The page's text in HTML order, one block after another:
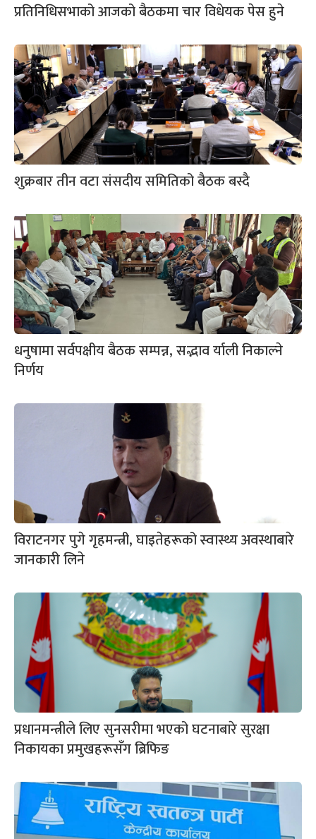
प्रतिनिधिसभाको आजको बैठकमा चार विधेयक पेस हुने
शुक्रबार तीन वटा संसदीय समितिको बैठक बस्दै
धनुषामा सर्वपक्षीय बैठक सम्पन्न, सद्भाव र्याली निकाल्ने
निर्णय
विराटनगर पुगे गृहमन्त्री, घाइतेहरूको स्वास्थ्य अवस्थाबारे
जानकारी लिने
प्रधानमन्त्रीले लिए सुनसरीमा भएको घटनाबारे सुरक्षा
निकायका प्रमुखहरूसँग ब्रिफिङ